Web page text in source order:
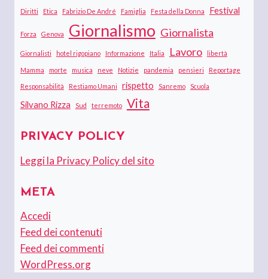
Diritti Etica Fabrizio De André Famiglia Festa della Donna Festival
Forza Genova Giornalismo Giornalista
Giornalisti hotel rigopiano Informazione Italia Lavoro libertà
Mamma morte musica neve Notizie pandemia pensieri Reportage
Responsabilità Restiamo Umani rispetto Sanremo Scuola
Silvano Rizza Sud terremoto Vita
PRIVACY POLICY
Leggi la Privacy Policy del sito
META
Accedi
Feed dei contenuti
Feed dei commenti
WordPress.org